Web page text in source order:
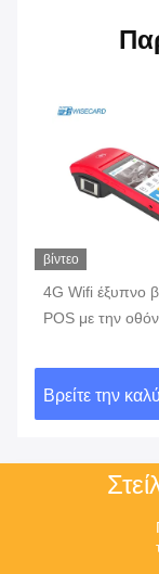
βίντεο
4G Wifi έξυπνο
POS με την
αποτυπωμάτων
Βρείτε την